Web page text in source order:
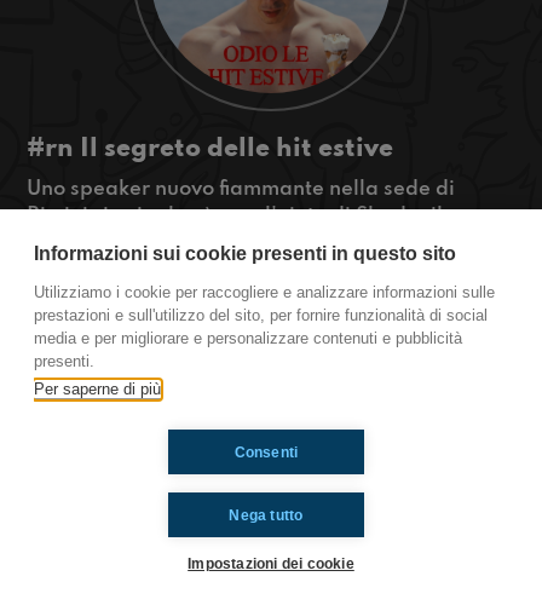
#rn Il segreto delle hit estive
Uno speaker nuovo fiammante nella sede di
Rimini ci spiegherà, con l'aiuto di Shade, il
segreto delle hit estive. Sentiamo qual è!
Rimini.
Ti è piaciuto? Condividilo!
Informazioni sui cookie presenti in questo sito
Utilizziamo i cookie per raccogliere e analizzare informazioni sulle
prestazioni e sull'utilizzo del sito, per fornire funzionalità di social
media e per migliorare e personalizzare contenuti e pubblicità
presenti.
Per saperne di più
Nega tutto
Consenti
Impostazioni dei cookie